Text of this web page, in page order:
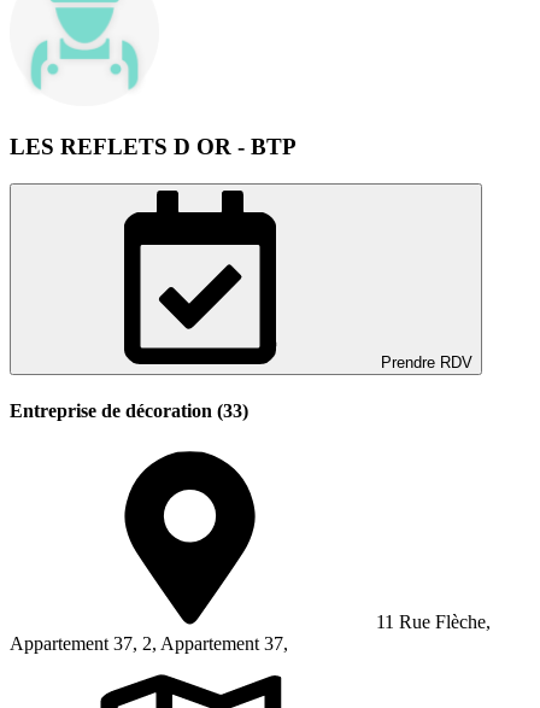
LES REFLETS D OR - BTP
Prendre RDV
Entreprise de décoration (33)
11 Rue Flèche,
Appartement 37, 2, Appartement 37,